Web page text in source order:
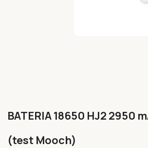
BATERIA 18650 HJ2 2950
(test Mooch)